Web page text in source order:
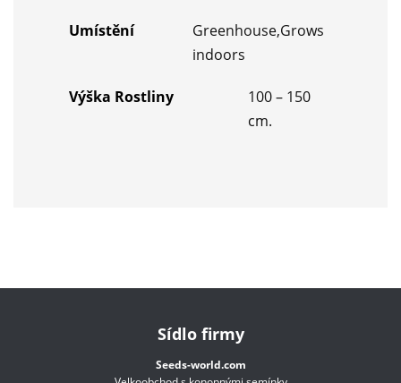
Umístění
Greenhouse,Grows
indoors
Výška Rostliny
100 – 150
cm.
Sídlo firmy
Seeds-world.com